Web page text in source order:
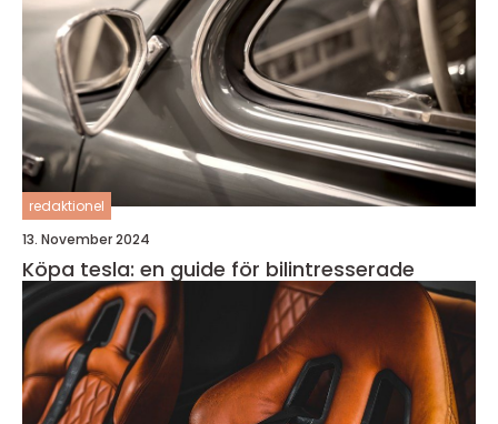
redaktionel
13. November 2024
Köpa tesla: en guide för bilintresserade